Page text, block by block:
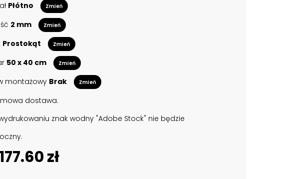
Płótno Zmień
2 mm Zmień
Prostokąt Zmień
50 x 40 cm Zmień
montażowy Brak Zmień
dostawa.
znak wodny "Adobe Stock" nie będzie
177.60 zł